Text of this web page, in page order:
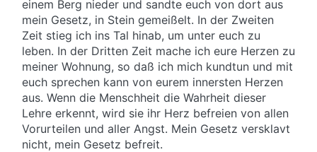
einem Berg nieder und sandte euch von dort aus
mein Gesetz, in Stein gemeißelt. In der Zweiten
Zeit stieg ich ins Tal hinab, um unter euch zu
leben. In der Dritten Zeit mache ich eure Herzen zu
meiner Wohnung, so daß ich mich kundtun und mit
euch sprechen kann von eurem innersten Herzen
aus. Wenn die Menschheit die Wahrheit dieser
Lehre erkennt, wird sie ihr Herz befreien von allen
Vorurteilen und aller Angst. Mein Gesetz versklavt
nicht, mein Gesetz befreit.